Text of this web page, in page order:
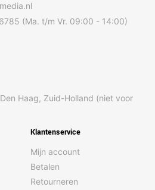
(Ma. t/m Vr. 09:00 - 14:00)
Haag, Zuid-Holland (niet voor
Klantenservice
Mijn account
Betalen
Retourneren